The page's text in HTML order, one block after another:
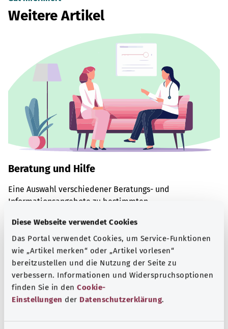
Diese Webseite verwendet Cookies
Das Portal verwendet Cookies, um Service-Funktionen
wie „Artikel merken“ oder „Artikel vorlesen“
bereitzustellen und die Nutzung der Seite zu
verbessern. Informationen und Widerspruchsoptionen
finden Sie in den Cookie-
Einstellungen der Datenschutzerklärung.
Weitere Artikel
Beratung und Hilfe
Eine Auswahl verschiedener Beratungs- und
Informationsangebote zu bestimmten
Mehr erfahren